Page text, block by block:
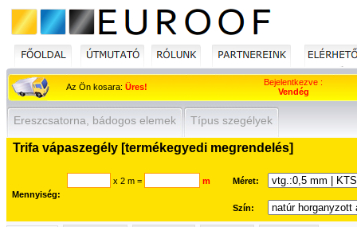
Az Ön kosara: Üres!
Bejelentkezve :
Vendég
Ereszcsatorna, bádogos elemek Típus szegélyek
Trifa vápaszegély [termékegyedi megrendelés]
Mennyiség:
x 2 m = m Méret:
Szín: